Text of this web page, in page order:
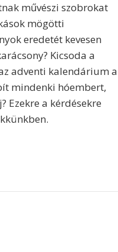
művészi szobrokat
mögötti
eredetét kevesen
Kicsoda a
adventi kalendárium a
mindenki hóembert,
Ezekre a kérdésekre